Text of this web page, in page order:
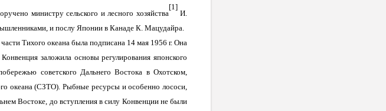
министру сельского и лесного хозяйства
[1]
И.
и послу Японии в Канаде К. Мацудайра.
Тихого океана была подписана 14 мая 1956 г. Она
заложила основы регулирования японского
советского Дальнего Востока в Охотском,
океана (СЗТО). Рыбные ресурсы и особенно лососи,
Востоке, до вступления в силу Конвенции не были